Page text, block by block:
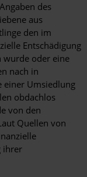
des
aus
den im
Entschädigung
wurde oder eine
nach in
einer Umsiedlung
obdachlos
von den
Quellen von
ihrer